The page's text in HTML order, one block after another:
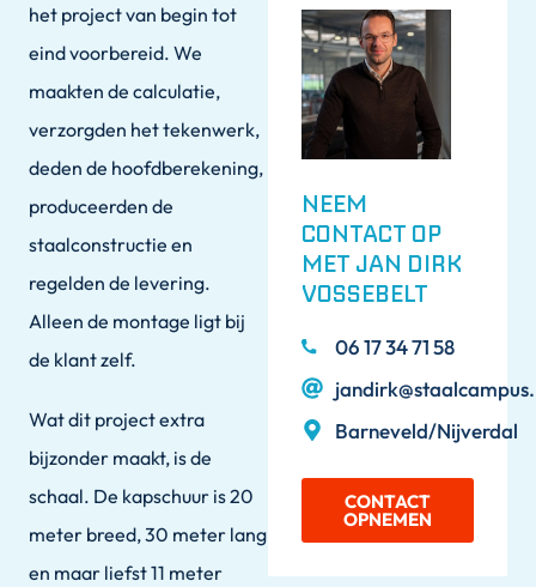
NEEM
CONTACT OP
MET JAN DIRK
VOSSEBELT
06 17 34 71 58
Barneveld/Nijverdal
CONTACT
OPNEMEN
het project van begin tot
eind voorbereid. We
maakten de calculatie,
verzorgden het tekenwerk,
deden de hoofdberekening,
produceerden de
staalconstructie en
regelden de levering.
Alleen de montage ligt bij
de klant zelf.
Wat dit project extra
bijzonder maakt, is de
schaal. De kapschuur is 20
meter breed, 30 meter lang
en maar liefst 11 meter